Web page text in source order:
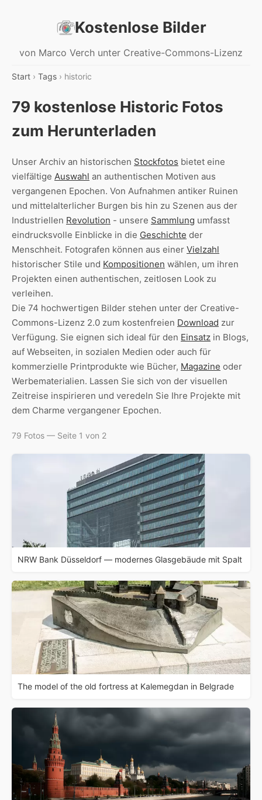
Kostenlose Bilder
von Marco Verch unter Creative-Commons-Lizenz
Start › Tags › historic
79 kostenlose Historic Fotos
zum Herunterladen
Unser Archiv an historischen Stockfotos bietet eine
vielfältige Auswahl an authentischen Motiven aus
vergangenen Epochen. Von Aufnahmen antiker Ruinen
und mittelalterlicher Burgen bis hin zu Szenen aus der
Industriellen Revolution - unsere Sammlung umfasst
eindrucksvolle Einblicke in die Geschichte der
Menschheit. Fotografen können aus einer Vielzahl
historischer Stile und Kompositionen wählen, um ihren
Projekten einen authentischen, zeitlosen Look zu
verleihen.
Die 74 hochwertigen Bilder stehen unter der Creative-
Commons-Lizenz 2.0 zum kostenfreien Download zur
Verfügung. Sie eignen sich ideal für den Einsatz in Blogs,
auf Webseiten, in sozialen Medien oder auch für
kommerzielle Printprodukte wie Bücher, Magazine oder
Werbematerialien. Lassen Sie sich von der visuellen
Zeitreise inspirieren und veredeln Sie Ihre Projekte mit
dem Charme vergangener Epochen.
79 Fotos — Seite 1 von 2
NRW Bank Düsseldorf — modernes Glasgebäude mit Spalt
The model of the old fortress at Kalemegdan in Belgrade